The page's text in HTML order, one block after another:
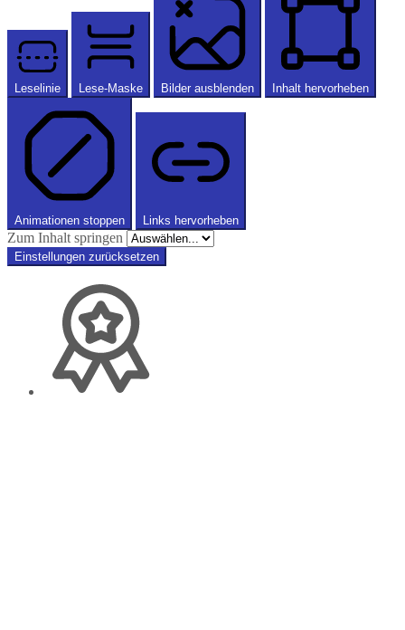
Leselinie Lese-Maske Bilder ausblenden Inhalt hervorheben
Animationen stoppen Links hervorheben
Zum Inhalt springen
Einstellungen zurücksetzen